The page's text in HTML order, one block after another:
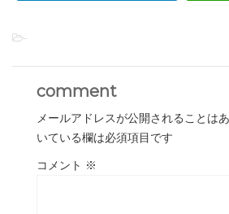
-
comment
メールアドレスが公開されることはあ
いている欄は必須項目です
コメント ※